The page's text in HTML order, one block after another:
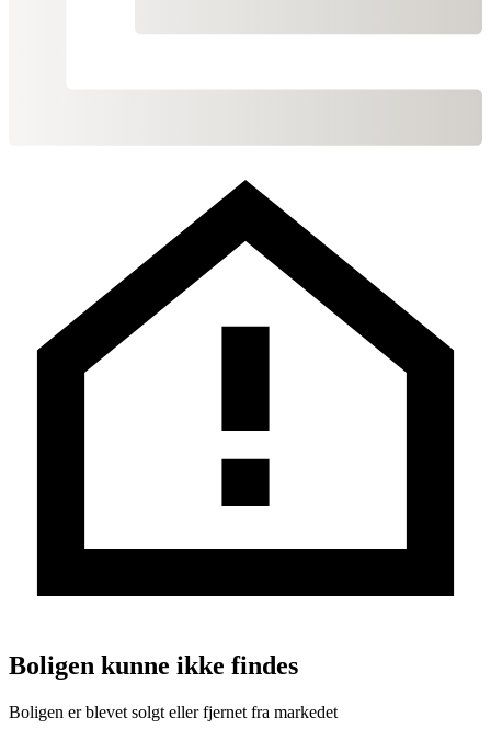
Boligen kunne ikke findes
Boligen er blevet solgt eller fjernet fra markedet